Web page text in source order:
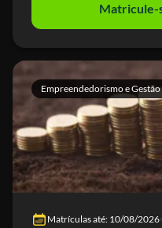
Matricule-
Empreendedorismo e
Matrículas até: 10/08/2026